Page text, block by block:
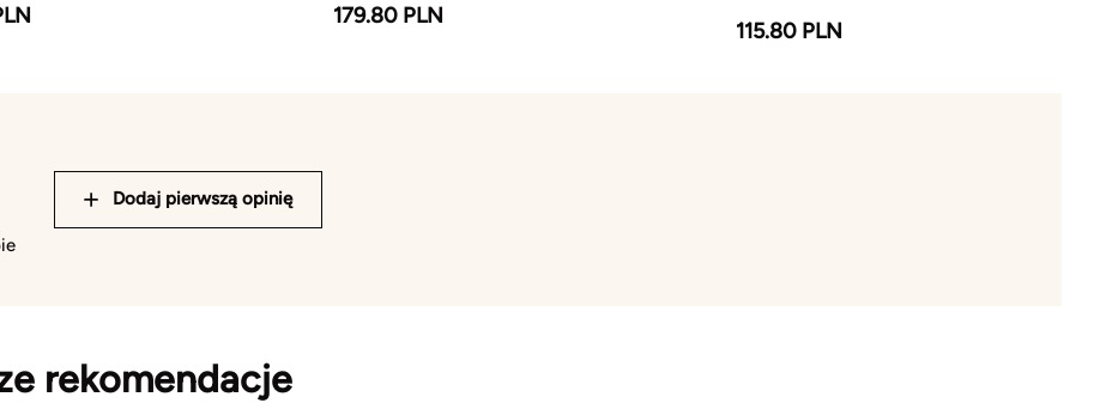
179.80 PLN
115.80 PLN
Dodaj pierwszą opinię
rekomendacje